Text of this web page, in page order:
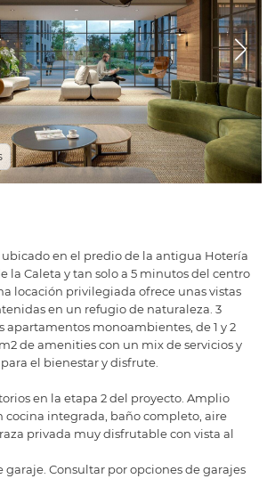
ubicado en el predio de la antigua Hotería
la Caleta y tan solo a 5 minutos del centro
locación privilegiada ofrece unas vistas
en un refugio de naturaleza. 3
apartamentos monoambientes, de 1 y 2
de amenities con un mix de servicios y
el bienestar y disfrute.
en la etapa 2 del proyecto. Amplio
cocina integrada, baño completo, aire
privada muy disfrutable con vista al
garaje. Consultar por opciones de garajes